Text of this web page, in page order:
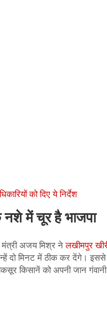
को दिए ये निर्देश
में चूर है भाजपा
मंत्री अजय मिश्र नेलखीमपुर
उन्हें दो मिनट में ठीक कर देंगे।
किसानें को अपनी जान